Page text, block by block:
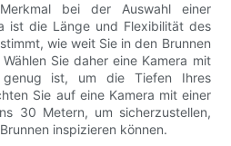
bei der Auswahl einer
ist die Länge und Flexibilität des
wie weit Sie in den Brunnen
Sie daher eine Kamera mit
ist, um die Tiefen Ihres
Sie auf eine Kamera mit einer
30 Metern, um sicherzustellen,
inspizieren können.